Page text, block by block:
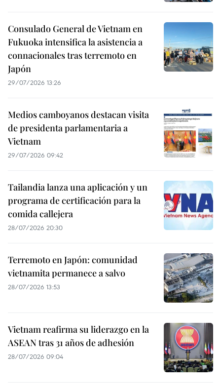
Consulado General de Vietnam en
Fukuoka intensifica la asistencia a
connacionales tras terremoto en
Japón
29/07/2026 13:26
Medios camboyanos destacan visita
de presidenta parlamentaria a
Vietnam
29/07/2026 09:42
Tailandia lanza una aplicación y un
programa de certificación para la
comida callejera
28/07/2026 20:30
Terremoto en Japón: comunidad
vietnamita permanece a salvo
28/07/2026 13:53
Vietnam reafirma su liderazgo en la
ASEAN tras 31 años de adhesión
28/07/2026 09:04